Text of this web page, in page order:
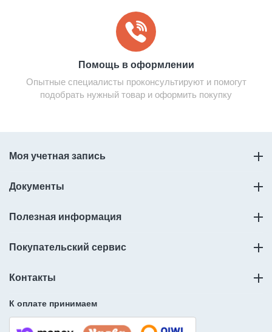
Помощь в оформлении
Опытные специалисты проконсультируют и помогут
подобрать нужный товар и оформить покупку
Моя учетная запись
Документы
Полезная информация
Покупательский сервис
Контакты
К оплате принимаем